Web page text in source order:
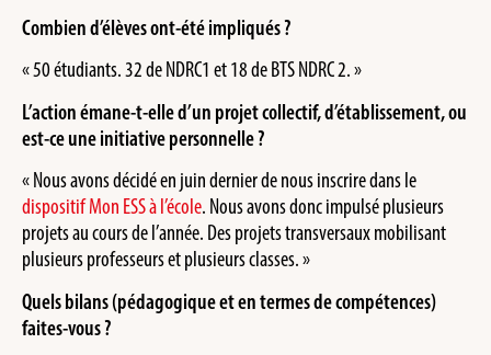
Combien d’élèves ont-été impliqués ?
« 50 étudiants. 32 de NDRC1 et 18 de BTS NDRC 2. »
L’action émane-t-elle d’un projet collectif, d’établissement, ou
est-ce une initiative personnelle ?
« Nous avons décidé en juin dernier de nous inscrire dans le
dispositif Mon ESS à l’école. Nous avons donc impulsé plusieurs
projets au cours de l’année. Des projets transversaux mobilisant
plusieurs professeurs et plusieurs classes. »
Quels bilans (pédagogique et en termes de compétences)
faites-vous ?